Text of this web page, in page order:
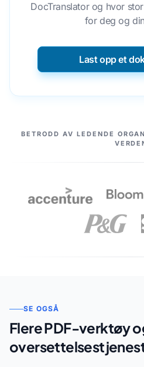
DocTranslator og hvor
for deg og
Last opp et
VÅRE PARTNERE
BETRODD AV LEDENDE
SE OGSÅ
Flere PDF-verktøy